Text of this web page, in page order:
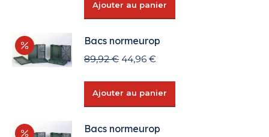
était : est :
Ajouter au panier
Bacs normeurop
89,92€ Le
était :
44,96 €
actuel
est :
Ajouter au panier
Bacs normeurop